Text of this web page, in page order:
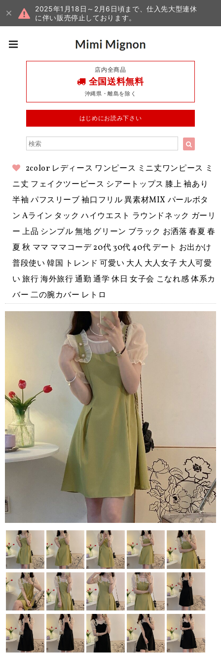
2025年1月18日～2月6日頃まで、仕入先大型連休
に伴い販売停止しております。
店内全商品
全国送料無料
沖縄県・離島を除く
はじめにお読み下さい
2color レディース ワンピース ミニ丈ワンピース ミ
ニ丈 フェイクツーピース シアートップス 膝上 袖あり
半袖 パフスリーブ 袖口フリル 異素材MIX パールボタ
ン Aライン タック ハイウエスト ラウンドネック ガーリ
ー 上品 シンプル 無地 グリーン ブラック お洒落 春夏 春
夏 秋 ママ ママコーデ 20代 30代 40代 デート お出かけ
普段使い 韓国 トレンド 可愛い 大人 大人女子 大人可愛
い 旅行 海外旅行 通勤 通学 休日 女子会 こなれ感 体系カ
バー 二の腕カバー レトロ